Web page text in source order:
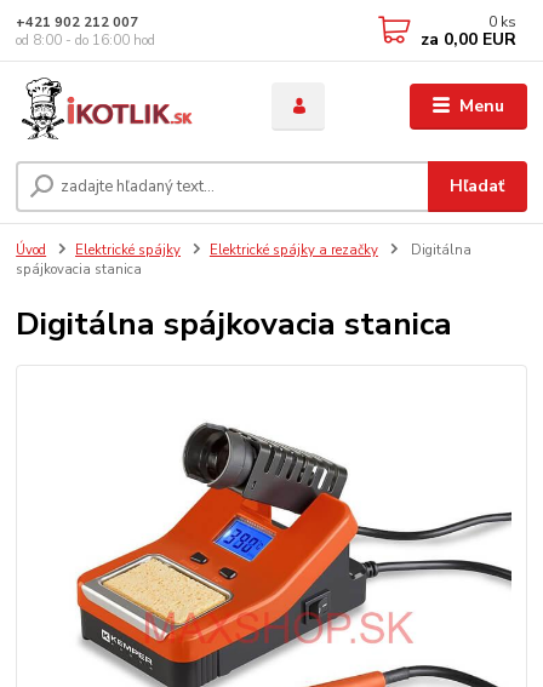
Menu
Hľadať
+421 902 212 007
od 8:00 - do 16:00 hod
0 ks
za 0,00 EUR
Úvod Elektrické spájky Elektrické spájky a rezačky
Digitálna
spájkovacia stanica
Digitálna spájkovacia stanica